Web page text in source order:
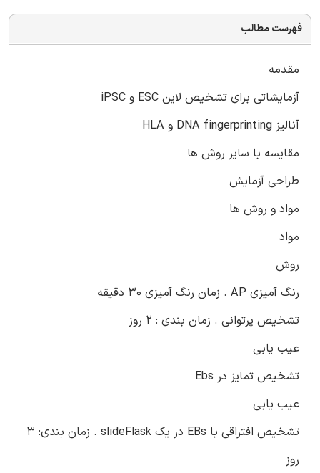
فهرست مطالب
مقدمه
آزمایشاتی برای تشخیص لاین ESC و iPSC
آنالیز DNA fingerprinting و HLA
مقایسه با سایر روش ها
طراحی آزمایش
مواد و روش ها
مواد
روش
رنگ آمیزی AP . زمان رنگ آمیزی 30 دقیقه
تشخیص پرتوانی . زمان بندی : 2 روز
عیب یابی
تشخیص تمایز در Ebs
عیب یابی
تشخیص افتراقی با EBs در یک slideFlask . زمان بندی: 3
روز